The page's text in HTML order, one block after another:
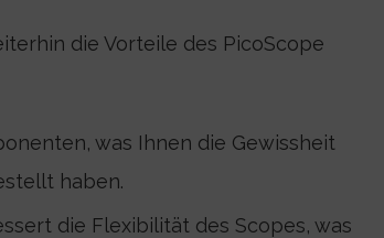
die Vorteile des PicoScope
was Ihnen die Gewissheit
haben.
die Flexibilität des Scopes, was